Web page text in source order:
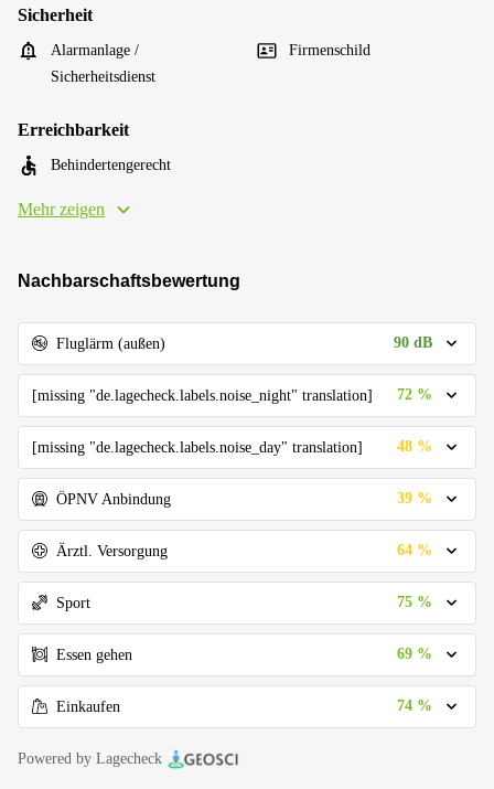
Sicherheit
Alarmanlage /
Sicherheitsdienst
Firmenschild
Erreichbarkeit
Behindertengerecht
Mehr zeigen
Nachbarschaftsbewertung
Fluglärm (außen) 90 dB
[missing "de.lagecheck.labels.noise_night" translation] 72 %
[missing "de.lagecheck.labels.noise_day" translation] 48 %
ÖPNV Anbindung 39 %
Ärztl. Versorgung 64 %
Sport 75 %
Essen gehen 69 %
Einkaufen 74 %
Powered by Lagecheck